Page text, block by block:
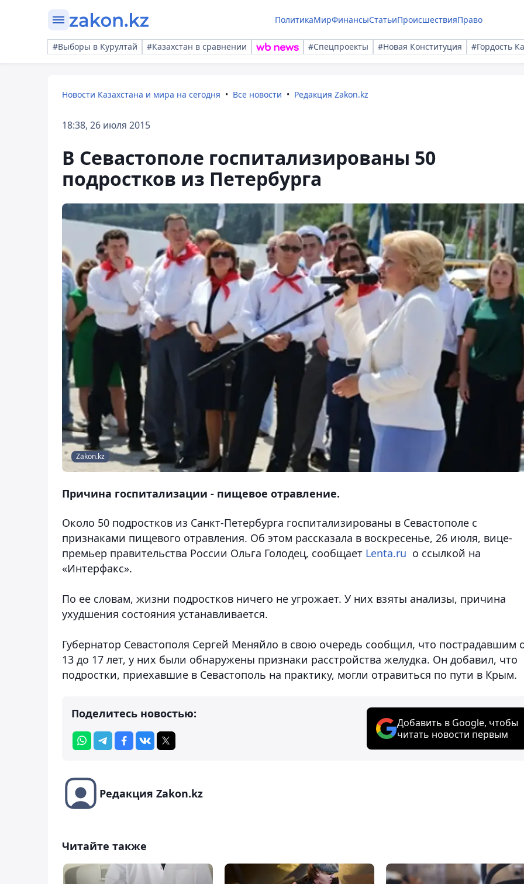
ПолитикаМирФинансыСтатьиПроисшествияПраво
#Выборы в Курултай #Казахстан в сравнении #Спецпроекты #Новая Конституция #Гордость
Новости Казахстана и мира на сегодня Все новости Редакция Zakon.kz
18:38, 26 июля 2015
В Севастополе госпитализированы 50
подростков из Петербурга
Zakon.kz
Причина госпитализации - пищевое отравление.
Около 50 подростков из Санкт-Петербурга госпитализированы в Севастополе с
признаками пищевого отравления. Об этом рассказала в воскресенье, 26 июля, вице-
премьер правительства России Ольга Голодец, сообщает Lenta.ru о ссылкой на
«Интерфакс».
По ее словам, жизни подростков ничего не угрожает. У них взяты анализы, причина
ухудшения состояния устанавливается.
Губернатор Севастополя Сергей Меняйло в свою очередь сообщил, что пострадавшим
13 до 17 лет, у них были обнаружены признаки расстройства желудка. Он добавил, что
подростки, приехавшие в Севастополь на практику, могли отравиться по пути в Крым.
Поделитесь новостью:
Добавить в Google, чтобы
читать новости первым
Редакция Zakon.kz
Читайте также